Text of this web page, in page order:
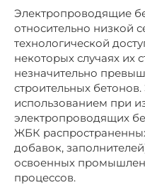
Электропроводящие
относительно низкой
технологической
некоторых случаях их
незначительно
строительных
использованием при
электропроводящих
ЖБК
добавок,
освоенных
процессов.